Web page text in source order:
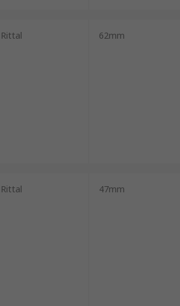
Rittal 62mm
Rittal 47mm